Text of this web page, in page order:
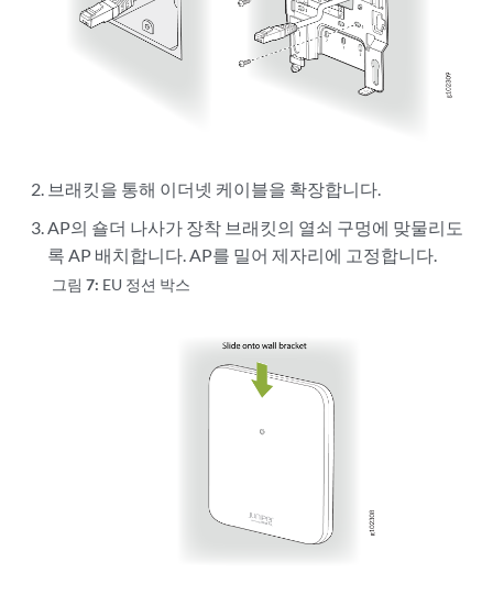
브래킷을 통해 이더넷 케이블을 확장합니다.
AP의 숄더 나사가 장착 브래킷의 열쇠 구멍에 맞물리도
록 AP 배치합니다. AP를 밀어 제자리에 고정합니다.
그림 7: EU 정션 박스